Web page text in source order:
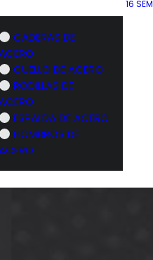
CADERAS DE
CUELLO DE ACERO
RODILLAS DE
ESPALDA DE ACERO
HOMBROS DE
16